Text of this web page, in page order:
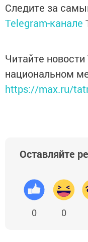
Следите за
Telegram-канале
Читайте
национальном
https://max.ru/
Оставляйте
0 0